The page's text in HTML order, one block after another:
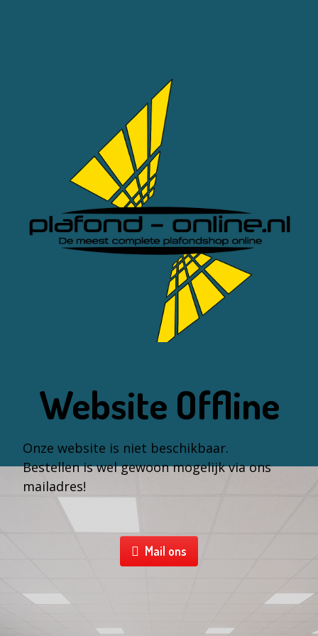
Website Offline
Onze website is niet beschikbaar.
Bestellen is wel gewoon mogelijk via ons
mailadres!
Mail ons